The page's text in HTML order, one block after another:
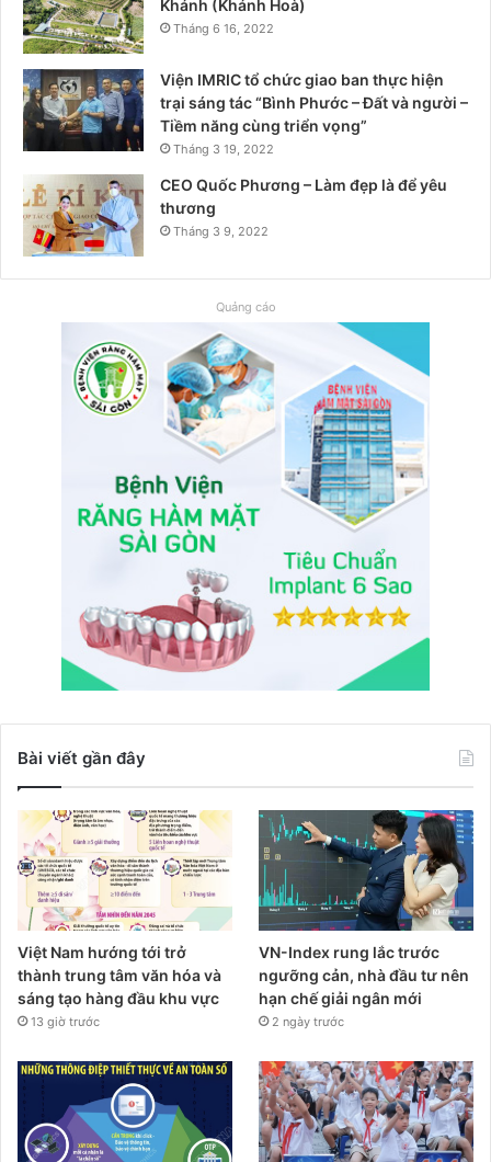
Khánh (Khánh Hoà)
Tháng 6 16, 2022
Viện IMRIC tổ chức giao ban thực hiện
trại sáng tác “Bình Phước – Đất và người –
Tiềm năng cùng triển vọng”
Tháng 3 19, 2022
CEO Quốc Phương – Làm đẹp là để yêu
thương
Tháng 3 9, 2022
Quảng cáo
Bài viết gần đây
Việt Nam hướng tới trở
thành trung tâm văn hóa và
sáng tạo hàng đầu khu vực
13 giờ trước
VN-Index rung lắc trước
ngưỡng cản, nhà đầu tư nên
hạn chế giải ngân mới
2 ngày trước